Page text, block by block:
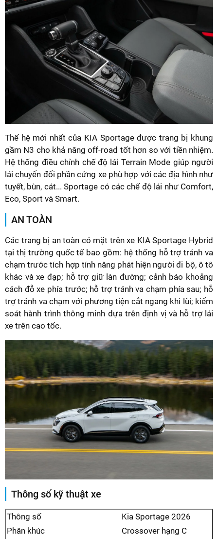
Thế hệ mới nhất của KIA Sportage được trang bị khung
gầm N3 cho khả năng off-road tốt hơn so với tiền nhiệm.
Hệ thống điều chỉnh chế độ lái Terrain Mode giúp người
lái chuyển đổi phần cứng xe phù hợp với các địa hình như
tuyết, bùn, cát... Sportage có các chế độ lái như Comfort,
Eco, Sport và Smart.
AN TOÀN
Các trang bị an toàn có mặt trên xe KIA Sportage Hybrid
tại thị trường quốc tế bao gồm: hệ thống hỗ trợ tránh va
chạm trước tích hợp tính năng phát hiện người đi bộ, ô tô
khác và xe đạp; hỗ trợ giữ làn đường; cảnh báo khoảng
cách đỗ xe phía trước; hỗ trợ tránh va chạm phía sau; hỗ
trợ tránh va chạm với phương tiện cắt ngang khi lùi; kiểm
soát hành trình thông minh dựa trên định vị và hỗ trợ lái
xe trên cao tốc.
Thông số kỹ thuật xe
Thông số
Kia Sportage 2026
Phân khúc
Crossover hạng C